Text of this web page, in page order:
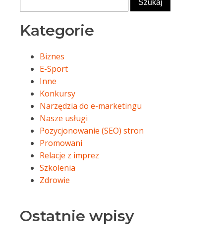
Kategorie
Biznes
E-Sport
Inne
Konkursy
Narzędzia do e-marketingu
Nasze usługi
Pozycjonowanie (SEO) stron
Promowani
Relacje z imprez
Szkolenia
Zdrowie
Ostatnie wpisy